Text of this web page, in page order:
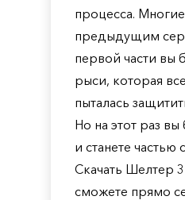
процесса.
предыдущим
первой части вы
рыси, которая
пыталась
Но на этот раз
и станете частью
Скачать Шелтер
сможете прямо